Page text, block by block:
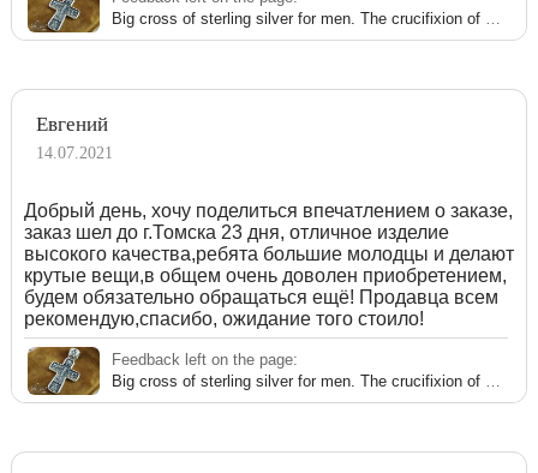
Евгений
14.07.2021
Добрый день, хочу поделиться впечатлением о заказе,
заказ шел до г.Томска 23 дня, отличное изделие
высокого качества,ребята большие молодцы и делают
крутые вещи,в общем очень доволен приобретением,
будем обязательно обращаться ещё! Продавца всем
рекомендую,спасибо, ожидание того стоило!
Feedback left on the page: